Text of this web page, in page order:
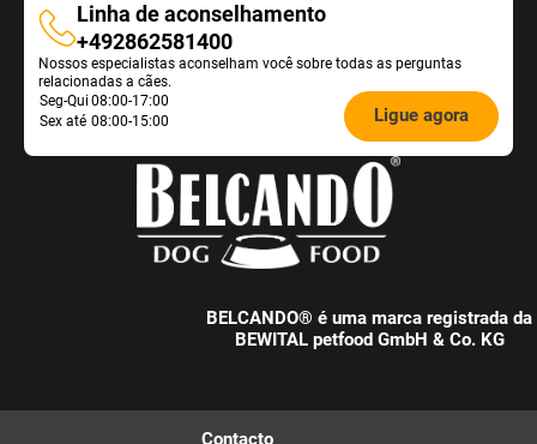
Linha de aconselhamento
Linha
de
aconselhamento
+492862581400
Nossos especialistas aconselham você sobre todas as perguntas
relacionadas a cães.
Öffnungszeiten
Seg-Qui 08:00-17:00
Sex até 08:00-15:00 Ligue agora
BELCANDO® é uma marca registrada da
BEWITAL petfood GmbH & Co. KG
Contacto